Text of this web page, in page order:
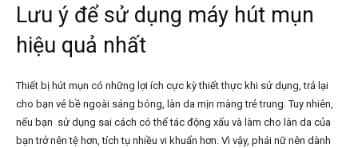
Lưu ý để sử dụng máy hút mụn
hiệu quả nhất
Thiết bị hút mụn có những lợi ích cực kỳ thiết thực khi sử dụng, trả lại
cho bạn vẻ bề ngoài sáng bóng, làn da mịn màng trẻ trung. Tuy nhiên,
nếu bạn sử dụng sai cách có thể tác động xấu và làm cho làn da của
bạn trở nên tệ hơn, tích tụ nhiều vi khuẩn hơn. Vì vậy, phái nữ nên dành